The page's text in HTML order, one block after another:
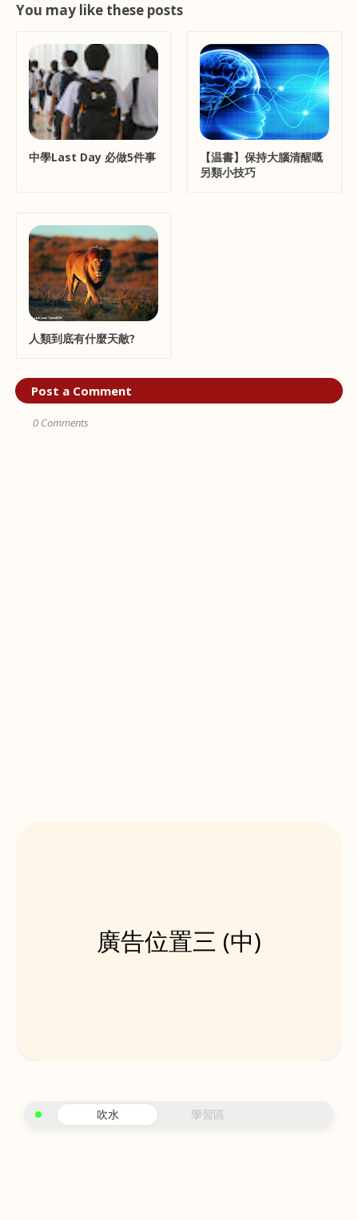
You may like these posts
中學Last Day 必做5件事
【温書】保持大腦清醒嘅
另類小技巧
人類到底有什麼天敵?
Post a Comment
0 Comments
廣告位置三 (中)
吹水 學習區